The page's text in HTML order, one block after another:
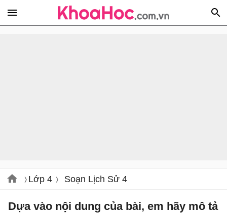
Lớp 4 Soạn Lịch Sử 4
Dựa vào nội dung của bài, em hãy mô tả